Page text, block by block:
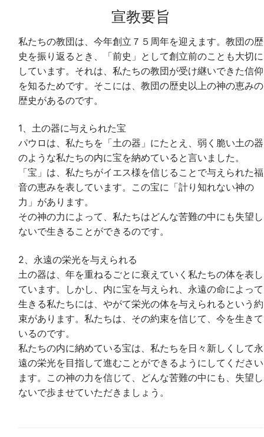
宣教要旨
私たちの教団は、今年創立７５周年を迎えます。教団の歴
史を振り返るとき、「前史」として創立前のことも大切に
しています。それは、私たちの教団が受け継いできた信仰
を知るためです。そこには、教団の歴史以上の神の恵みの
歴史があるのです。
1、土の器に与えられた宝
パウロは、私たちを「土の器」にたとえ、弱く脆い土の器
のような私たちの内に宝を納めていると言いました。
「宝」は、私たちがイエス様を信じることで与えられた福
音の恵みを表しています。この宝に「計り知れない神の
力」があります。
その神の力によって、私たちはどんな苦難の中にも失望し
ないで生きることができるのです。
2、永遠の栄光を与えられる
土の器は、年を重ねるごとに衰えていく私たちの体を表し
ています。しかし、内に宝を与えられ、永遠の命によって
生きる私たちには、やがて栄光の体を与えられるという約
束があります。私たちは、その約束を信じて、今を生きて
いるのです。
私たちの内に納めている宝は、私たちを日々新しくして永
遠の栄光を目指して進むことができるようにしてください
ます。この神の力を信じて、どんな苦難の中にも、失望し
ないで歩ませていただきましょう。